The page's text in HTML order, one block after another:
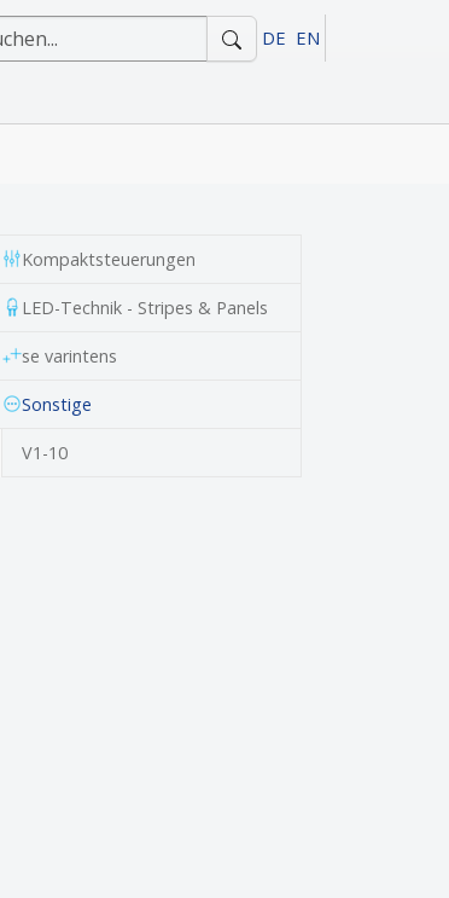
DE EN
Kompaktsteuerungen
LED-Technik - Stripes & Panels
se varintens
Sonstige
V1-10